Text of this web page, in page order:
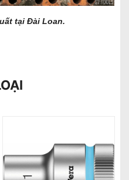
tại Đài Loan.